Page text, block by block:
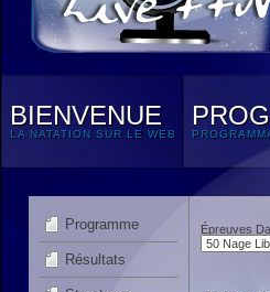
BIENVENUE
LA NATATION SUR LE WEB
Programme
Résultats
Épreuves